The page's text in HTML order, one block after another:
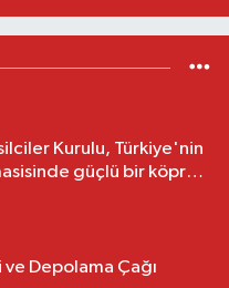
Kurulu, Türkiye'nin
güçlü bir köprü
Depolama Çağı